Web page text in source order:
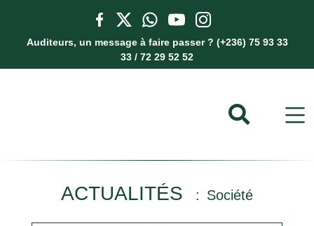
Auditeurs, un message à faire passer ? (+236) 75 93 33
33 / 72 29 52 52
ACTUALITÉS Société